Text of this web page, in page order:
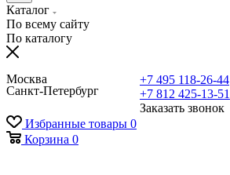
Каталог
По всему сайту
По каталогу
Москва
Санкт-Петербург
+7 495 118-26-44
+7 812 425-13-51
Заказать звонок
Избранные товары 0
Корзина 0